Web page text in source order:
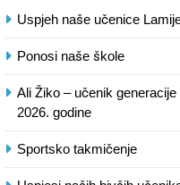
Uspjeh naše učenice
Ponosi naše škole
Ali Žiko – učenik
2026. godine
Sportsko takmičenje